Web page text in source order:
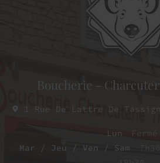
Boucherie -
1 Rue De Lattre De
Lun
Fermé
Mar / Jeu / Ven / Sam